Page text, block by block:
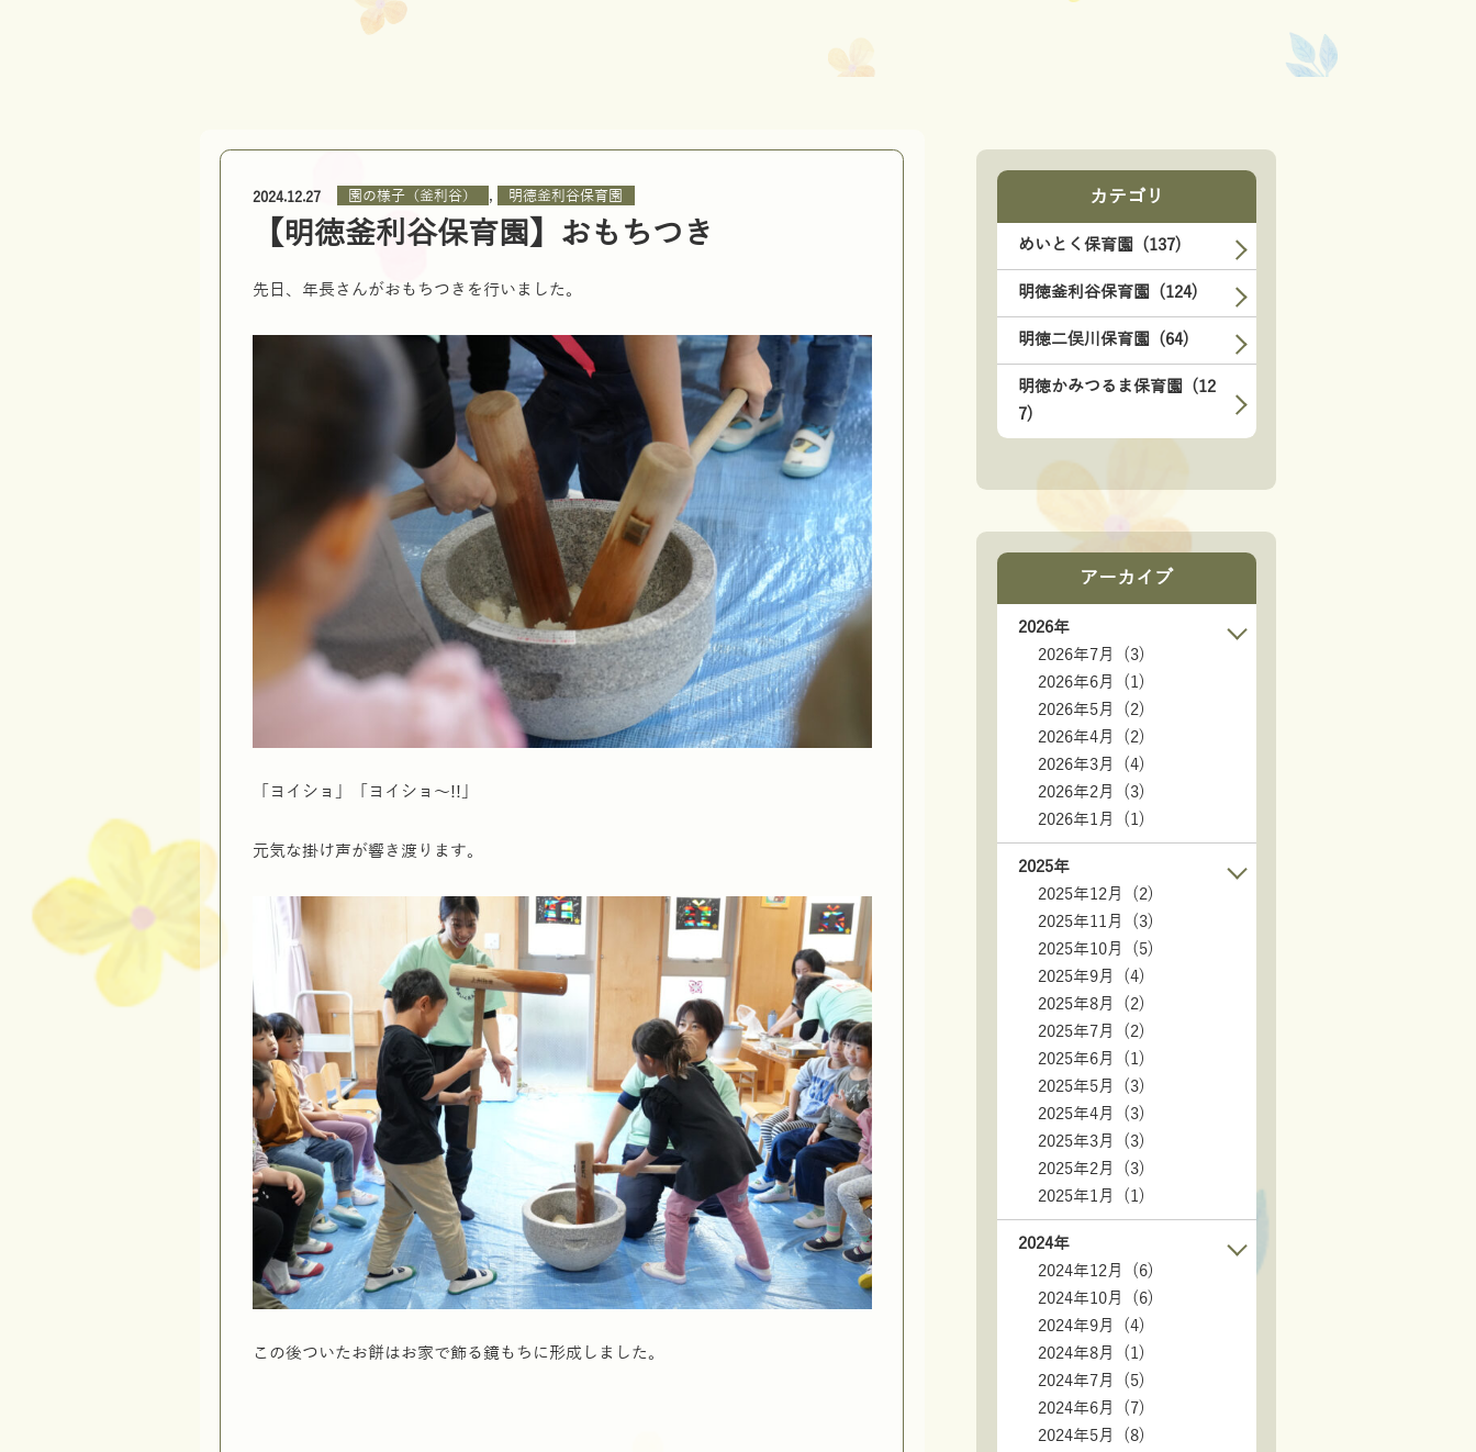
2024.12.27 園の様子（釜利谷） , 明徳釜利谷保育園
【明徳釜利谷保育園】おもちつき
先日、年長さんがおもちつきを行いました。
「ヨイショ」「ヨイショ～!!」
元気な掛け声が響き渡ります。
この後ついたお餅はお家で飾る鏡もちに形成しました。
カテゴリ
めいとく保育園 (137)
明徳釜利谷保育園 (124)
明徳二俣川保育園 (64)
明徳かみつるま保育園 (12
7)
アーカイブ
2026年
2026年7月 (3)
2026年6月 (1)
2026年5月 (2)
2026年4月 (2)
2026年3月 (4)
2026年2月 (3)
2026年1月 (1)
2025年
2025年12月 (2)
2025年11月 (3)
2025年10月 (5)
2025年9月 (4)
2025年8月 (2)
2025年7月 (2)
2025年6月 (1)
2025年5月 (3)
2025年4月 (3)
2025年3月 (3)
2025年2月 (3)
2025年1月 (1)
2024年
2024年12月 (6)
2024年10月 (6)
2024年9月 (4)
2024年8月 (1)
2024年7月 (5)
2024年6月 (7)
2024年5月 (8)